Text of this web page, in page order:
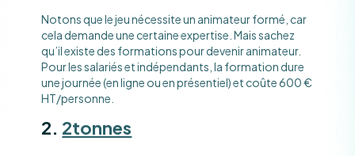
Notons que le jeu nécessite un animateur formé, car
cela demande une certaine expertise. Mais sachez
qu’il existe des formations pour devenir animateur.
Pour les salariés et indépendants, la formation dure
une journée (en ligne ou en présentiel) et coûte 600 €
HT/personne.
2. 2tonnes